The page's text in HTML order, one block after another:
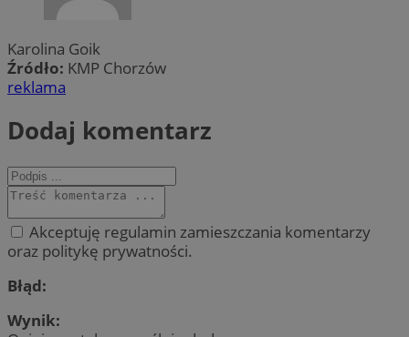
Karolina Goik
Źródło: KMP Chorzów
reklama
Dodaj komentarz
Akceptuję regulamin zamieszczania komentarzy
oraz politykę prywatności.
Błąd:
Wynik: